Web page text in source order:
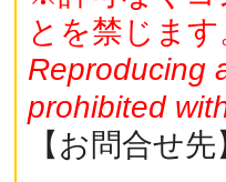
とを禁じます
Reproducing
prohibited
【お問合せ